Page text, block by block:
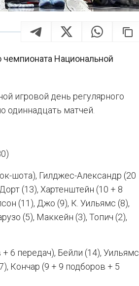
Национальной
игровой день регулярного
одиннадцать матчей.
шота), Гилджес-Александр (20
(13), Хартенштейн (10 + 8
(11), Джо (9), К. Уильямс (8),
(5), Маккейн (3), Топич (2),
6 передач), Бейли (14), Уильямс
Кончар (9 + 9 подборов + 5